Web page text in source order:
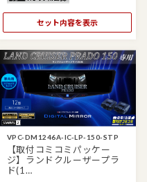
セット内容を表示
VPC-DM1246A-IC-LP-150-STP
【取付コミコミパッケー
ジ】ランドクルーザープラ
ド(1…